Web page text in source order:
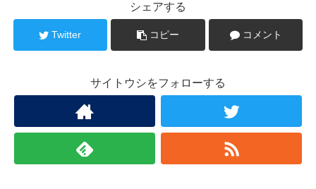
シェアする
Twitter コピー コメント
サイトウシをフォローする